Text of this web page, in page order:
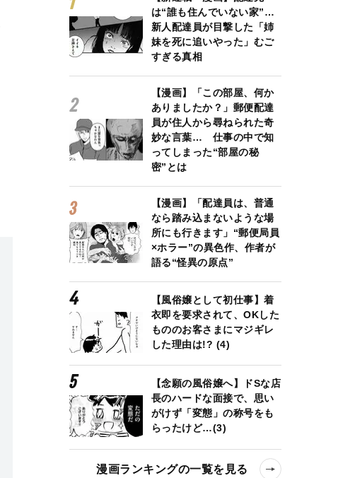
は“誰も住んでいない家”…
新人配達員が目撃した「姉
妹を死に追いやった」むご
すぎる真相
【漫画】「この部屋、何か
ありましたか？」郵便配達
員が住人から尋ねられた奇
妙な言葉… 仕事の中で知
ってしまった“部屋の秘
密”とは
【漫画】「配達員は、普通
なら踏み込まないような場
所にも行きます」“郵便局員
×ホラー”の異色作、作者が
語る“怪異の原点”
【風俗嬢として初仕事】着
衣即を要求されて、OKした
もののお客さまにマジギレ
した理由は!? (4)
【念願の風俗嬢へ】ドSな店
長のハードな面接で、思い
がけず「変態」の称号をも
らったけど…(3)
漫画ランキングの一覧を見る